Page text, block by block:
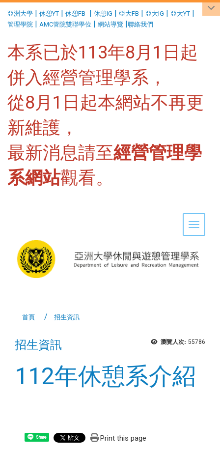
亞洲大學 | 休憩YT | 休憩FB | 休憩IG | 亞大FB | 亞大IG | 亞大YT |
管理學院 | AMC管院雙聯學位 | 網站導覽 |聯絡我們
本系已於113年8月1日起
併入經營管理學系，
從8月1日起本網站不再更
新維護，
最新消息請至經營管理學
系網站觀看。
Toggle
首頁 招生資訊
瀏覽人次: 55786
招生資訊
112年休憩系介紹
Share Print this page